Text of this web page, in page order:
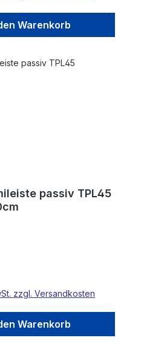
Warenkorb
passiv TPL45
zzgl. Versandkosten
Warenkorb